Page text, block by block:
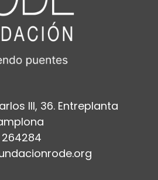
III, 36. Entreplanta
264284